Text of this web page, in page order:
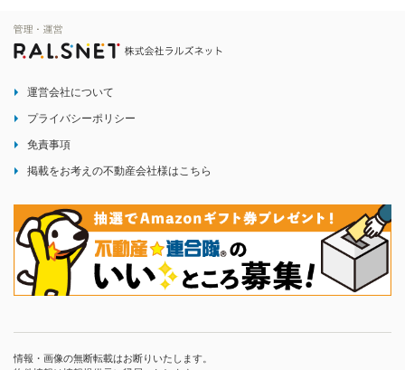
運営会社について
プライバシーポリシー
免責事項
掲載をお考えの不動産会社様はこちら
情報・画像の無断転載はお断りいたします。